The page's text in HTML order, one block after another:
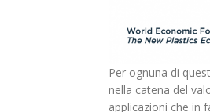
Per ognuna di
nella catena del
applicazioni che in